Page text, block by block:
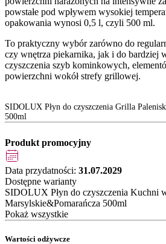
powstałe pod wpływem wysokiej
opakowania wynosi 0,5 l, czyli 500 ml.
To praktyczny wybór zarówno do
czy wnętrza piekarnika, jak i do bardziej
czyszczenia szyb kominkowych,
powierzchni wokół strefy grillowej.
SIDOLUX Płyn do czyszczenia Grilla
500ml
Produkt promocyjny
Data przydatności: 31.07.2029
Dostępne warianty
SIDOLUX Płyn do czyszczenia Kuchni
Marsylskie&Pomarańcza 500ml
Pokaż wszystkie
Wartości odżywcze